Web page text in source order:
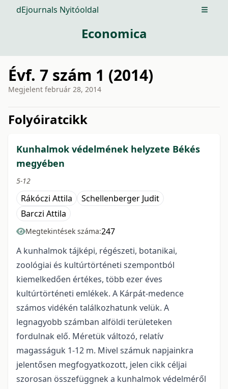
dEjournals Nyitóoldal Open
Economica
Évf. 7 szám 1 (2014)
Megjelent február 28, 2014
Folyóiratcikk
Kunhalmok védelmének helyzete Békés
megyében
5-12
Rákóczi Attila
Schellenberger Judit
Barczi Attila
Megtekintések száma:247
A kunhalmok tájképi, régészeti, botanikai,
zoológiai és kultúrtörténeti szempontból
kiemelkedően értékes, több ezer éves
kultúrtörténeti emlékek. A Kárpát-medence
számos vidékén találkozhatunk velük. A
legnagyobb számban alföldi területeken
fordulnak elő. Méretük változó, relatív
magasságuk 1-12 m. Mivel számuk napjainkra
jelentősen megfogyatkozott, jelen cikk céljai
szorosan összefüggnek a kunhalmok védelméről